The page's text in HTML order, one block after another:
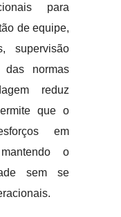
para
de equipe,
supervisão
das normas
reduz
que o
em
o
sem se